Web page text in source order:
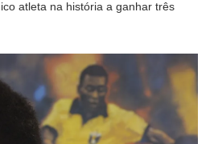
atleta na história a ganhar três